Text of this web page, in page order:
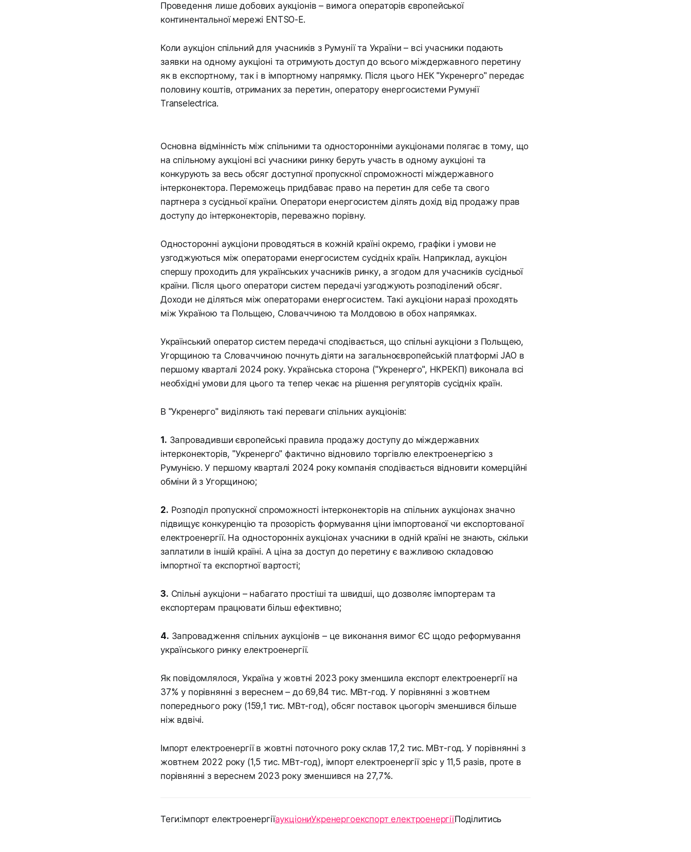
Проведення лише добових аукціонів – вимога операторів європейської
континентальної мережі ENTSO-E.
Коли аукціон спільний для учасників з Румунії та України – всі учасники подають
заявки на одному аукціоні та отримують доступ до всього міждержавного перетину
як в експортному, так і в імпортному напрямку. Після цього НЕК "Укренерго" передає
половину коштів, отриманих за перетин, оператору енергосистеми Румунії
Transelectrica.
Основна відмінність між спільними та односторонніми аукціонами полягає в тому, що
на спільному аукціоні всі учасники ринку беруть участь в одному аукціоні та
конкурують за весь обсяг доступної пропускної спроможності міждержавного
інтерконектора. Переможець придбаває право на перетин для себе та свого
партнера з сусідньої країни. Оператори енергосистем ділять дохід від продажу прав
доступу до інтерконекторів, переважно порівну.
Односторонні аукціони проводяться в кожній країні окремо, графіки і умови не
узгоджуються між операторами енергосистем сусідніх країн. Наприклад, аукціон
спершу проходить для українських учасників ринку, а згодом для учасників сусідньої
країни. Після цього оператори систем передачі узгоджують розподілений обсяг.
Доходи не діляться між операторами енергосистем. Такі аукціони наразі проходять
між Україною та Польщею, Словаччиною та Молдовою в обох напрямках.
Український оператор систем передачі сподівається, що спільні аукціони з Польщею,
Угорщиною та Словаччиною почнуть діяти на загальноєвропейській платформі JAO в
першому кварталі 2024 року. Українська сторона ("Укренерго", НКРЕКП) виконала всі
необхідні умови для цього та тепер чекає на рішення регуляторів сусідніх країн.
В "Укренерго" виділяють такі переваги спільних аукціонів:
1. Запровадивши європейські правила продажу доступу до міждержавних
інтерконекторів, "Укренерго" фактично відновило торгівлю електроенергією з
Румунією. У першому кварталі 2024 року компанія сподівається відновити комерційні
обміни й з Угорщиною;
2. Розподіл пропускної спроможності інтерконекторів на спільних аукціонах значно
підвищує конкуренцію та прозорість формування ціни імпортованої чи експортованої
електроенергії. На односторонніх аукціонах учасники в одній країні не знають, скільки
заплатили в іншій країні. А ціна за доступ до перетину є важливою складовою
імпортної та експортної вартості;
3. Спільні аукціони – набагато простіші та швидші, що дозволяє імпортерам та
експортерам працювати більш ефективно;
4. Запровадження спільних аукціонів – це виконання вимог ЄС щодо реформування
українського ринку електроенергії.
Як повідомлялося, Україна у жовтні 2023 року зменшила експорт електроенергії на
37% у порівнянні з вереснем – до 69,84 тис. МВт-год. У порівнянні з жовтнем
попереднього року (159,1 тис. МВт-год), обсяг поставок цьогоріч зменшився більше
ніж вдвічі.
Імпорт електроенергії в жовтні поточного року склав 17,2 тис. МВт-год. У порівнянні з
жовтнем 2022 року (1,5 тис. МВт-год), імпорт електроенергії зріс у 11,5 разів, проте в
порівнянні з вереснем 2023 року зменшився на 27,7%.
Теги:імпорт електроенергіїаукціониУкренергоекспорт електроенергіїПоділитись